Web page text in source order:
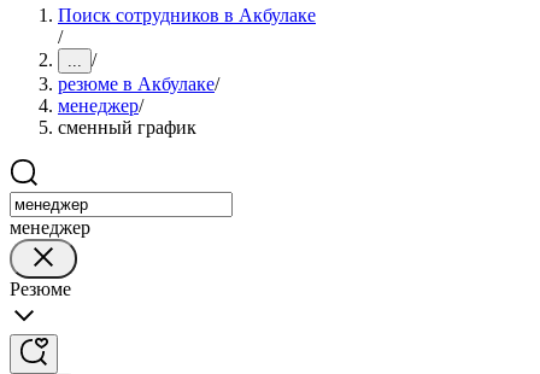
Поиск сотрудников в Акбулаке
/
... /
резюме в Акбулаке/
менеджер/
сменный график
менеджер
Резюме